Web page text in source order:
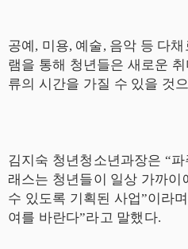
공예 , 미용, 예술, 음악 등 다
램을 통해 청년들은 새로운
류의 시간을 가질 수 있을 것
김지숙 청년청소년과장은 “파
래스는 청년들이 일상 가까
수 있도록 기획된 사업”이라며
여를 바란다”라고 말했다.